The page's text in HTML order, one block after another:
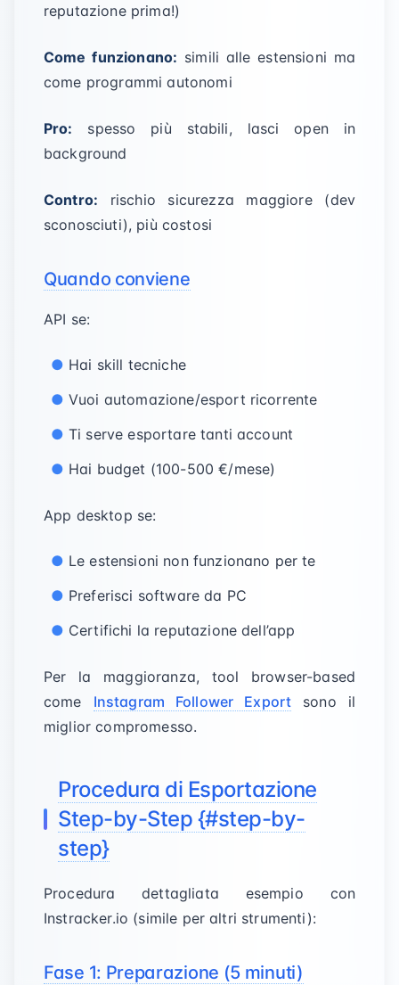
reputazione prima!)
Come funzionano: simili alle estensioni ma
come programmi autonomi
Pro: spesso più stabili, lasci open in
background
Contro: rischio sicurezza maggiore (dev
sconosciuti), più costosi
Quando conviene
API se:
Hai skill tecniche
Vuoi automazione/esport ricorrente
Ti serve esportare tanti account
Hai budget (100-500 €/mese)
App desktop se:
Le estensioni non funzionano per te
Preferisci software da PC
Certifichi la reputazione dell’app
Per la maggioranza, tool browser-based
come Instagram Follower Export sono il
miglior compromesso.
Procedura di Esportazione
Step-by-Step {#step-by-
step}
Procedura dettagliata esempio con
Instracker.io (simile per altri strumenti):
Fase 1: Preparazione (5 minuti)